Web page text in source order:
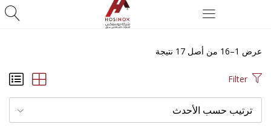
عرض 1–16 من أصل 17 نتيجة
Filter
ترتيب حسب الأحدث